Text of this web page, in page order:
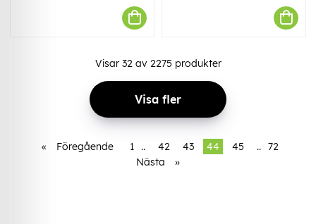
Visar 32av 2275 produkter
Visa fler
« Föregående 1 .. 42 43 44 45 .. 72
Nästa
»